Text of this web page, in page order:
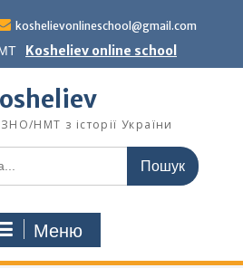
koshelievonlineschool@gmail.com
Kosheliev online school
НМТ з історії України
Меню